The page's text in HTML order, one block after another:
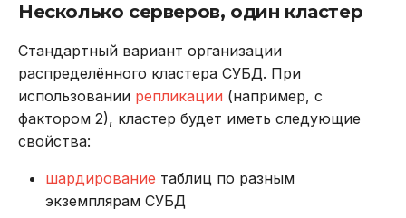
INSERT
REVOKE
SELECT
UPDATE
Несколько серверов, один кластер
Стандартный вариант организации
распределённого кластера СУБД. При
использовании репликации (например, с
фактором 2), кластер будет иметь следующие
свойства:
шардирование таблиц по разным
экземплярам СУБД